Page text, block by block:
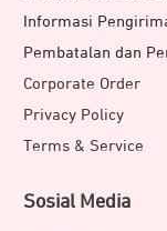
Informasi
Pembatalan dan
Corporate Order
Privacy Policy
Terms & Service
Sosial Media